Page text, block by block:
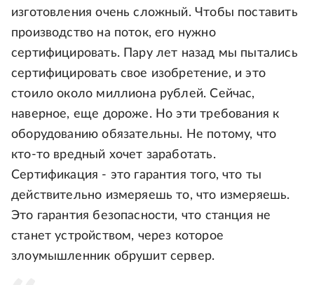
изготовления очень сложный. Чтобы поставить
производство на поток, его нужно
сертифицировать. Пару лет назад мы пытались
сертифицировать свое изобретение, и это
стоило около миллиона рублей. Сейчас,
наверное, еще дороже. Но эти требования к
оборудованию обязательны. Не потому, что
кто-то вредный хочет заработать.
Сертификация - это гарантия того, что ты
действительно измеряешь то, что измеряешь.
Это гарантия безопасности, что станция не
станет устройством, через которое
злоумышленник обрушит сервер.